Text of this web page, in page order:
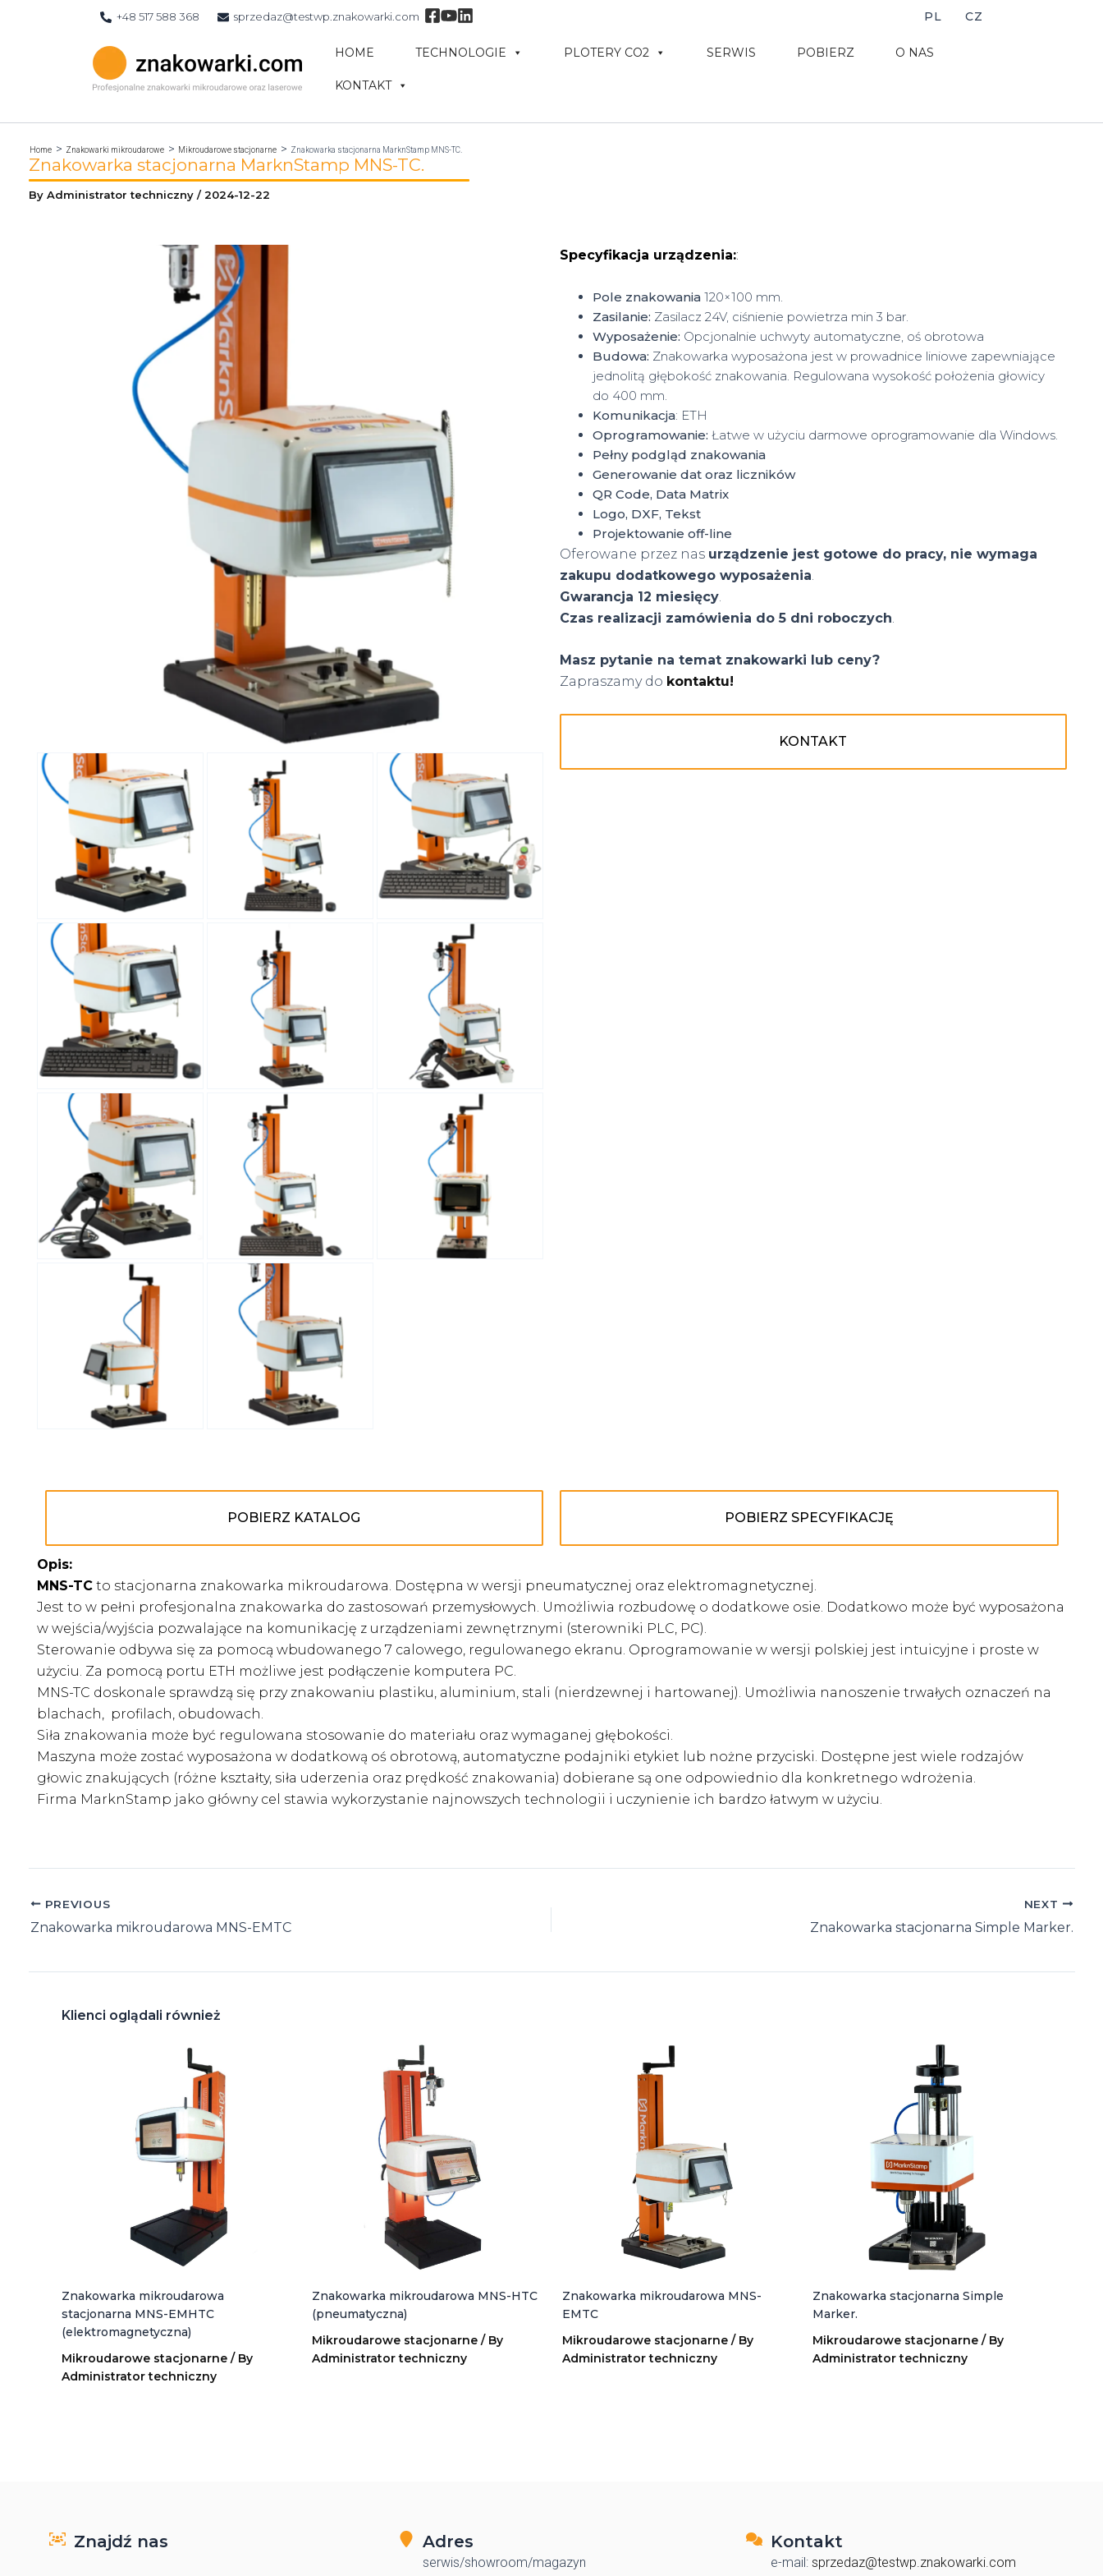
+48 517 588 368 sprzedaz@testwp.znakowarki.com PL CZ
HOME TECHNOLOGIE PLOTERY CO2 SERWIS POBIERZ O NAS
KONTAKT
Home Znakowarki mikroudarowe Mikroudarowe stacjonarne Znakowarka stacjonarna MarknStamp MNS-TC.
Znakowarka stacjonarna MarknStamp MNS-TC.
By Administrator techniczny /2024-12-22
Specyfikacja urządzenia::
Pole znakowania 120×100 mm.
Zasilanie: Zasilacz 24V, ciśnienie powietrza min 3 bar.
Wyposażenie: Opcjonalnie uchwyty automatyczne, oś obrotowa
Budowa: Znakowarka wyposażona jest w prowadnice liniowe zapewniające
jednolitą głębokość znakowania. Regulowana wysokość położenia głowicy
do 400 mm.
Komunikacja: ETH
Oprogramowanie: Łatwe w użyciu darmowe oprogramowanie dla Windows.
Pełny podgląd znakowania
Generowanie dat oraz liczników
QR Code, Data Matrix
Logo, DXF, Tekst
Projektowanie off-line
Oferowane przez nas urządzenie jest gotowe do pracy, nie wymaga
zakupu dodatkowego wyposażenia
Gwarancja 12 miesięcy
Czas realizacji zamówienia do 5 dni roboczych
Masz pytanie na temat znakowarki lub ceny?
Zapraszamy do kontaktu!
KONTAKT
POBIERZ KATALOG POBIERZ SPECYFIKACJĘ
Opis:
MNS-TCto stacjonarna znakowarka mikroudarowa. Dostępna w wersji pneumatycznej oraz elektromagnetycznej.
Jest to w pełni profesjonalna znakowarka do zastosowań przemysłowych. Umożliwia rozbudowę o dodatkowe osie. Dodatkowo może być wyposażona
w wejścia/wyjścia pozwalające na komunikację z urządzeniami zewnętrznymi (sterowniki PLC, PC).
Sterowanie odbywa się za pomocą wbudowanego 7 calowego, regulowanego ekranu. Oprogramowanie w wersji polskiej jest intuicyjne i proste w
użyciu. Za pomocą portu ETH możliwe jest podłączenie komputera PC.
MNS-TC doskonale sprawdzą się przy znakowaniu plastiku, aluminium, stali (nierdzewnej i hartowanej). Umożliwia nanoszenie trwałych oznaczeń na
blachach, profilach, obudowach.
Siła znakowania może być regulowana stosowanie do materiału oraz wymaganej głębokości.
Maszyna może zostać wyposażona w dodatkową oś obrotową, automatyczne podajniki etykiet lub nożne przyciski. Dostępne jest wiele rodzajów
głowic znakujących (różne kształty, siła uderzenia oraz prędkość znakowania) dobierane są one odpowiednio dla konkretnego wdrożenia.
Firma MarknStamp jako główny cel stawia wykorzystanie najnowszych technologii i uczynienie ich bardzo łatwym w użyciu.
Post
navigation
PREVIOUS
Znakowarka mikroudarowa MNS-EMTC
NEXT
Znakowarka stacjonarna Simple Marker.
Klienci oglądali również
Znakowarka mikroudarowa
stacjonarna MNS-EMHTC
(elektromagnetyczna)
Mikroudarowe stacjonarne/ By
Administrator techniczny
Znakowarka mikroudarowa MNS-HTC
(pneumatyczna)
Mikroudarowe stacjonarne/ By
Administrator techniczny
Znakowarka mikroudarowa MNS-
EMTC
Mikroudarowe stacjonarne/ By
Administrator techniczny
Znakowarka stacjonarna Simple
Marker.
Mikroudarowe stacjonarne/ By
Administrator techniczny
Znajdź nas Adres
serwis/showroom/magazyn
Kontakt
e-mail:sprzedaz@testwp.znakowarki.com